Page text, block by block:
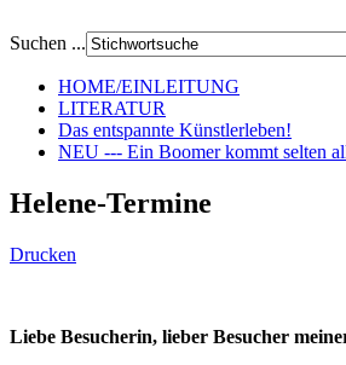
Suchen ...
HOME/EINLEITUNG
LITERATUR
Das entspannte Künstlerleben!
NEU --- Ein Boomer kommt selten
Helene-Termine
Drucken
Liebe Besucherin, lieber Besucher